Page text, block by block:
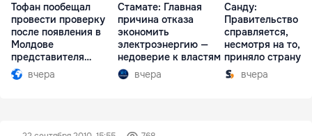
Тофан пообещал
провести проверку
после появления в
Молдове
представителя
Южной Осетии
вчера
Стамате: Главная
причина отказа
экономить
электроэнергию —
недоверие к властям
вчера
Санду:
Правительство
справляется,
несмотря на то,
приняло страну в
разгар кризиса
вчера